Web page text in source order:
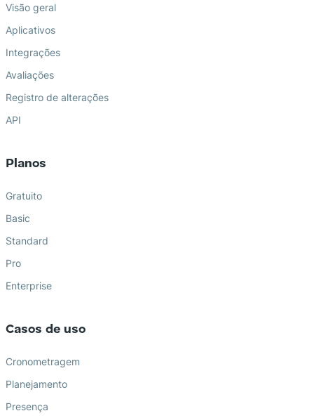
Visão geral
Aplicativos
Integrações
Avaliações
Registro de alterações
API
Planos
Gratuito
Basic
Standard
Pro
Enterprise
Casos de uso
Cronometragem
Planejamento
Presença